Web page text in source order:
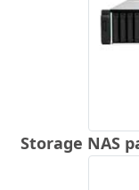
Storage NAS